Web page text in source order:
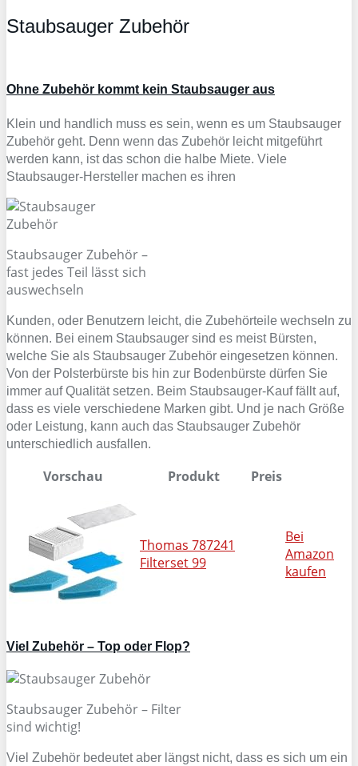
Staubsauger Zubehör
Ohne Zubehör kommt kein Staubsauger aus
Klein und handlich muss es sein, wenn es um Staubsauger
Zubehör geht. Denn wenn das Zubehör leicht mitgeführt
werden kann, ist das schon die halbe Miete. Viele
Staubsauger-Hersteller machen es ihren
Staubsauger Zubehör –
fast jedes Teil lässt sich
auswechseln
Kunden, oder Benutzern leicht, die Zubehörteile wechseln zu
können. Bei einem Staubsauger sind es meist Bürsten,
welche Sie als Staubsauger Zubehör eingesetzen können.
Von der Polsterbürste bis hin zur Bodenbürste dürfen Sie
immer auf Qualität setzen. Beim Staubsauger-Kauf fällt auf,
dass es viele verschiedene Marken gibt. Und je nach Größe
oder Leistung, kann auch das Staubsauger Zubehör
unterschiedlich ausfallen.
Vorschau Produkt Preis
Thomas 787241
Filterset 99
Bei
Amazon
kaufen
Viel Zubehör – Top oder Flop?
Staubsauger Zubehör – Filter
sind wichtig!
Viel Zubehör bedeutet aber längst nicht, dass es sich um ein